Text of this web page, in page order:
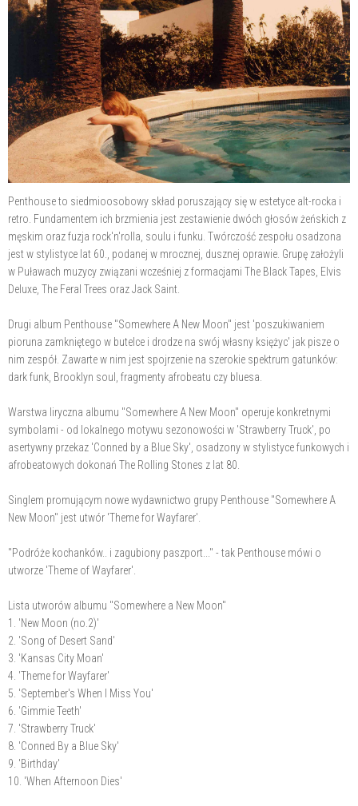
Penthouse to siedmioosobowy skład poruszający się w estetyce alt-rocka i
retro. Fundamentem ich brzmienia jest zestawienie dwóch głosów żeńskich z
męskim oraz fuzja rock'n'rolla, soulu i funku. Twórczość zespołu osadzona
jest w stylistyce lat 60., podanej w mrocznej, dusznej oprawie. Grupę założyli
w Puławach muzycy związani wcześniej z formacjami The Black Tapes, Elvis
Deluxe, The Feral Trees oraz Jack Saint.
Drugi album Penthouse "Somewhere A New Moon" jest 'poszukiwaniem
pioruna zamkniętego w butelce i drodze na swój własny księżyc' jak pisze o
nim zespół. Zawarte w nim jest spojrzenie na szerokie spektrum gatunków:
dark funk, Brooklyn soul, fragmenty afrobeatu czy bluesa.
Warstwa liryczna albumu "Somewhere A New Moon" operuje konkretnymi
symbolami - od lokalnego motywu sezonowości w 'Strawberry Truck', po
asertywny przekaz 'Conned by a Blue Sky', osadzony w stylistyce funkowych i
afrobeatowych dokonań The Rolling Stones z lat 80.
Singlem promującym nowe wydawnictwo grupy Penthouse "Somewhere A
New Moon" jest utwór 'Theme for Wayfarer'.
"Podróże kochanków.. i zagubiony paszport..." - tak Penthouse mówi o
utworze 'Theme of Wayfarer'.
Lista utworów albumu "Somewhere a New Moon"
1. 'New Moon (no.2)'
2. 'Song of Desert Sand'
3. 'Kansas City Moan'
4. 'Theme for Wayfarer'
5. 'September's When I Miss You'
6. 'Gimmie Teeth'
7. 'Strawberry Truck'
8. 'Conned By a Blue Sky'
9. 'Birthday'
10. 'When Afternoon Dies'